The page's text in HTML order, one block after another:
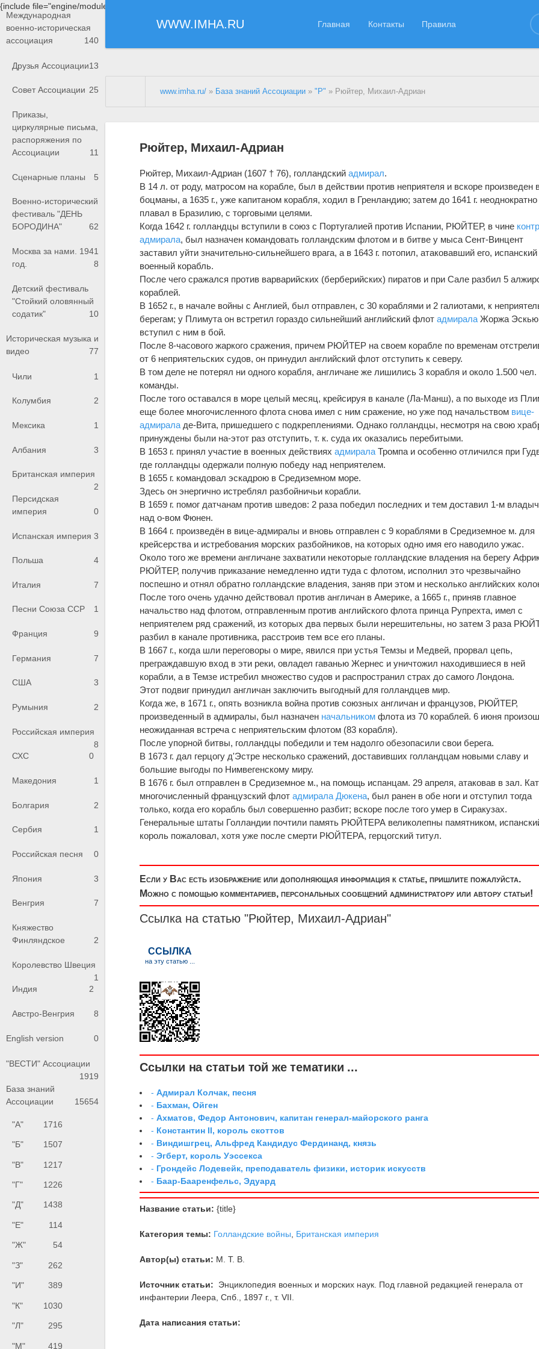
{include file="engine/modules/saperu/head.php"}
WWW.IMHA.RU Главная Контакты Правила
Международная
военно-историческая
ассоциация
140
Друзья Ассоциации13
Совет Ассоциации 25
Приказы,
циркулярные письма,
распоряжения по
Ассоциации
11
Сценарные планы 5
Военно-исторический
фестиваль "ДЕНЬ
БОРОДИНА"
62
Москва за нами. 1941
год.
8
Детский фестиваль
"Стойкий оловянный
содатик"
10
Историческая музыка и
видео
77
Чили 1
Колумбия 2
Мексика 1
Албания 3
Британская империя
2
Персидская
империя
0
Испанская империя 3
Польша 4
Италия 7
Песни Союза ССР 1
Франция 9
Германия 7
США 3
Румыния 2
Российская империя
8
СХС
0
Македония 1
Болгария 2
Сербия 1
Российская песня 0
Япония 3
Венгрия 7
Княжество
Финляндское
2
Королевство Швеция
1
Индия
2
Австро-Венгрия 8
English version 0
"ВЕСТИ" Ассоциации
1919
База знаний
Ассоциации
15654
"А" 1716
"Б" 1507
"В" 1217
"Г" 1226
"Д" 1438
"Е" 114
"Ж" 54
"З" 262
"И" 389
"К" 1030
"Л" 295
"М" 419
www.imha.ru/ » База знаний Ассоциации »"Р" » Рюйтер, Михаил-Адриан
Рюйтер, Михаил-Адриан
Рюйтер, Михаил-Адриан (1607 † 76), голландскийадмирал.
В 14 л. от роду, матросом на корабле, был в действии против неприятеля и вскоре произведен
боцманы, а 1635 г., уже капитаном корабля, ходил в Гренландию; затем до 1641 г. неоднократно
плавал в Бразилию, с торговыми целями.
Когда 1642 г. голландцы вступили в союз с Португалией против Испании, РЮЙТЕР, в чине
адмирала, был назначен командовать голландским флотом и в битве у мыса Сент-Винцент
заставил уйти значительно-сильнейшего врага, а в 1643 г. потопил, атаковавший его, испанский
военный корабль.
После чего сражался против варварийских (берберийских) пиратов и при Сале разбил 5
кораблей.
В 1652 г., в начале войны с Англией, был отправлен, с 30 кораблями и 2 галиотами, к
берегам; у Плимута он встретил гораздо сильнейший английский флотадмирала Жоржа
вступил с ним в бой.
После 8-часового жаркого сражения, причем РЮЙТЕР на своем корабле по временам
от 6 неприятельских судов, он принудил английский флот отступить к северу.
В том деле не потерял ни одного корабля, англичане же лишились 3 корабля и около 1.500 чел.
команды.
После того оставался в море целый месяц, крейсируя в канале (Ла-Манш), а по выходе из
еще более многочисленного флота снова имел с ним сражение, но уже под начальством вице-
адмирала де-Вита, пришедшего с подкреплениями. Однако голландцы, несмотря на свою
принуждены были на-этот раз отступить, т. к. суда их оказались перебитыми.
В 1653 г. принял участие в военных действияхадмирала Тромпа и особенно отличился при
где голландцы одержали полную победу над неприятелем.
В 1655 г. командовал эскадрою в Средиземном море.
Здесь он энергично истреблял разбойничьи корабли.
В 1659 г. помог датчанам против шведов: 2 раза победил последних и тем доставил 1-м
над о-вом Фюнен.
В 1664 г. произведён в вице-адмиралы и вновь отправлен с 9 кораблями в Средиземное м. для
крейсерства и истребования морских разбойников, на которых одно имя его наводило ужас.
Около того же времени англичане захватили некоторые голландские владения на берегу
РЮЙТЕР, получив приказание немедленно идти туда с флотом, исполнил это чрезвычайно
поспешно и отнял обратно голландские владения, заняв при этом и несколько английских
После того очень удачно действовал против англичан в Америке, а 1665 г., приняв главное
начальство над флотом, отправленным против английского флота принца Рупрехта, имел с
неприятелем ряд сражений, из которых два первых были нерешительны, но затем 3 раза
разбил в канале противника, расстроив тем все его планы.
В 1667 г., когда шли переговоры о мире, явился при устья Темзы и Медвей, прорвал цепь,
преграждавшую вход в эти реки, овладел гаванью Жернес и уничтожил находившиеся в ней
корабли, а в Темзе истребил множество судов и распространил страх до самого Лондона.
Этот подвиг принудил англичан заключить выгодный для голландцев мир.
Когда же, в 1671 г., опять возникла война против союзных англичан и французов, РЮЙТЕР,
произведенный в адмиралы, был назначен начальником флота из 70 кораблей. 6 июня
неожиданная встреча с неприятельским флотом (83 корабля).
После упорной битвы, голландцы победили и тем надолго обезопасили свои берега.
В 1673 г. дал герцогу д'Эстре несколько сражений, доставивших голландцам новыми славу и
большие выгоды по Нимвегенскому миру.
В 1676 г. был отправлен в Средиземное м., на помощь испанцам. 29 апреля, атаковав в зал.
многочисленный французский флотадмирала Дюкена, был ранен в обе ноги и отступил тогда
только, когда его корабль был совершенно разбит; вскоре после того умер в Сиракузах.
Генеральные штаты Голландии почтили память РЮЙТЕРА великолепны памятником,
король пожаловал, хотя уже после смерти РЮЙТЕРА, герцогский титул.
Если у Вас есть изображение или дополняющая информация к статье, пришлите пожалуйста.
Можно с помощью комментариев, персональных сообщений администратору или автору статьи!
Ссылка на статью "Рюйтер, Михаил-Адриан"
Ссылки на статьи той же тематики ...
-Адмирал Колчак, песня
- Бахман, Ойген
-Ахматов, Федор Антонович, капитан генерал-майорского ранга
- Константин II, король скоттов
- Виндишгрец, Альфред Кандидус Фердинанд, князь
-Эгберт, король Уэссекса
- Грондейс Лодевейк, преподаватель физики, историк искусств
- Баар-Бааренфельс, Эдуард
Название статьи: {title}
Категория темы: Голландские войны Британская империя
Автор(ы) статьи: М. Т. В.
Источник статьи:
Энциклопедия военных и морских наук. Под главной редакцией генерала от
инфантерии Леера, Спб., 1897 г., т. VII.
Дата написания статьи: